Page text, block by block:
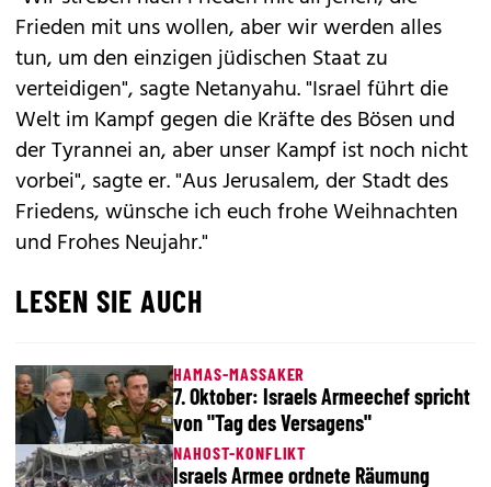
Frieden mit uns wollen, aber wir werden alles
tun, um den einzigen jüdischen Staat zu
verteidigen", sagte Netanyahu. "Israel führt die
Welt im Kampf gegen die Kräfte des Bösen und
der Tyrannei an, aber unser Kampf ist noch nicht
vorbei", sagte er. "Aus Jerusalem, der Stadt des
Friedens, wünsche ich euch frohe Weihnachten
und Frohes Neujahr."
LESEN SIE AUCH
HAMAS-MASSAKER
7. Oktober: Israels Armeechef spricht
von "Tag des Versagens"
NAHOST-KONFLIKT
Israels Armee ordnete Räumung